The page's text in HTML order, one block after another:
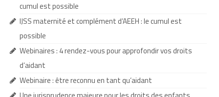
Aide aux démarches
Dossier MDPH
Projet de vie
Taux de handicap et carte d’invalidité
cumul est possible
IJSS maternité et complément d’AEEH : le cumul est
possible
Webinaires : 4 rendez-vous pour approfondir vos droits
d’aidant
Webinaire : être reconnu en tant qu’aidant